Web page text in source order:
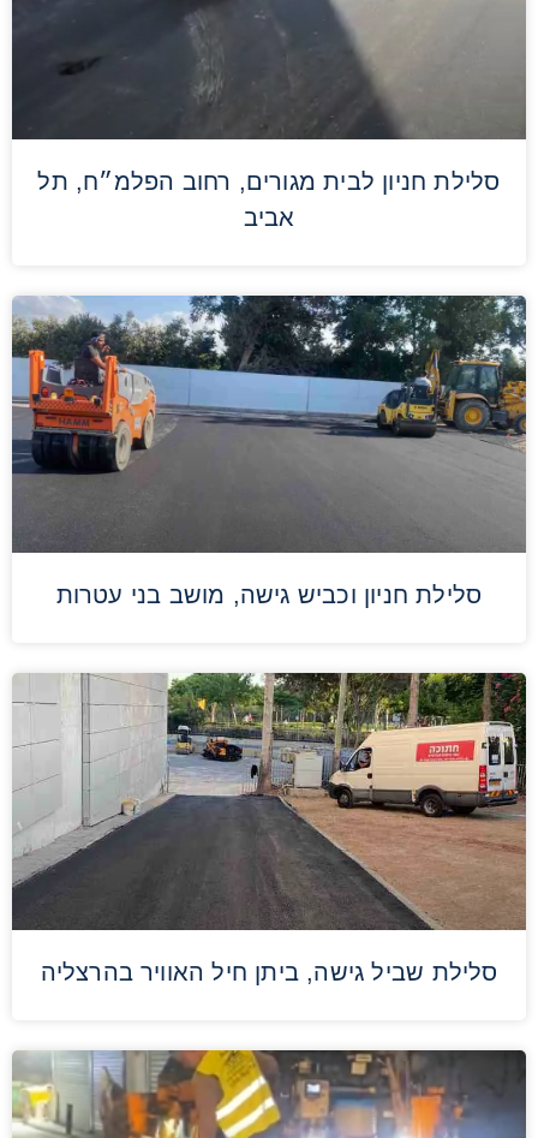
סלילת חניון לבית מגורים, רחוב הפלמ״ח, תל
אביב
סלילת חניון וכביש גישה, מושב בני עטרות
סלילת שביל גישה, ביתן חיל האוויר בהרצליה